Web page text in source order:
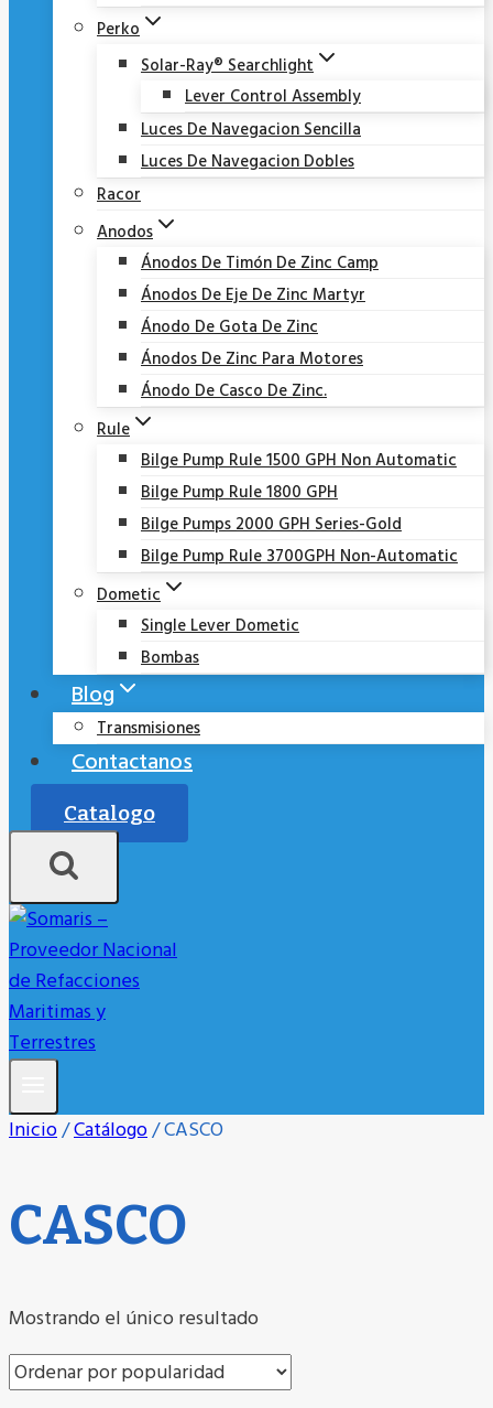
Perko
Solar-Ray® Searchlight
Lever Control Assembly
Luces De Navegacion Sencilla
Luces De Navegacion Dobles
Racor
Anodos
Ánodos De Timón De Zinc Camp
Ánodos De Eje De Zinc Martyr
Ánodo De Gota De Zinc
Ánodos De Zinc Para Motores
Ánodo De Casco De Zinc.
Rule
Bilge Pump Rule 1500 GPH Non Automatic
Bilge Pump Rule 1800 GPH
Bilge Pumps 2000 GPH Series-Gold
Bilge Pump Rule 3700GPH Non-Automatic
Dometic
Single Lever Dometic
Bombas
Blog
Transmisiones
Contactanos
Catalogo
Inicio/Catálogo/CASCO
CASCO
Mostrando el único resultado